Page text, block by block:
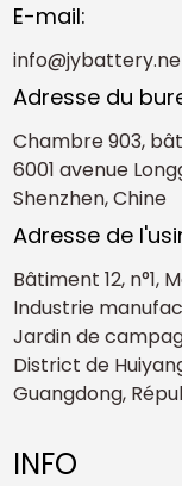
E-mail:
Adresse du
Chambre 903,
6001 avenue
Shenzhen, Chine
Adresse de
Bâtiment 12, n°1,
Industrie
Jardin de
District de
Guangdong,
INFO